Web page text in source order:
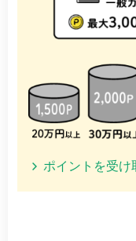
ポイントを受け